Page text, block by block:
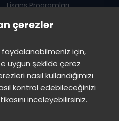
çerezler
için,
uygun şekilde çerez
nasıl kullandığımızı
kontrol edebileceğinizi
inceleyebilirsiniz.
Lisans Programları
Lisansüstü
Post Kampüslerimiz
yardımcı